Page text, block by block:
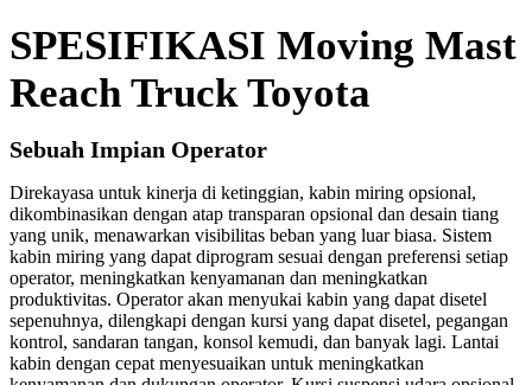
SPESIFIKASI Moving Mast
Reach Truck Toyota
Sebuah Impian Operator
Direkayasa untuk kinerja di ketinggian, kabin miring opsional,
dikombinasikan dengan atap transparan opsional dan desain tiang
yang unik, menawarkan visibilitas beban yang luar biasa. Sistem
kabin miring yang dapat diprogram sesuai dengan preferensi setiap
operator, meningkatkan kenyamanan dan meningkatkan
produktivitas. Operator akan menyukai kabin yang dapat disetel
sepenuhnya, dilengkapi dengan kursi yang dapat disetel, pegangan
kontrol, sandaran tangan, konsol kemudi, dan banyak lagi. Lantai
kabin dengan cepat menyesuaikan untuk meningkatkan